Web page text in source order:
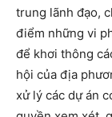
trung lãnh đạo,
điểm những vi
để khơi thông
hội của địa
xử lý các dự án